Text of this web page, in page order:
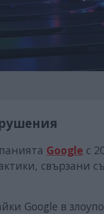
Google с
свързани
Google в